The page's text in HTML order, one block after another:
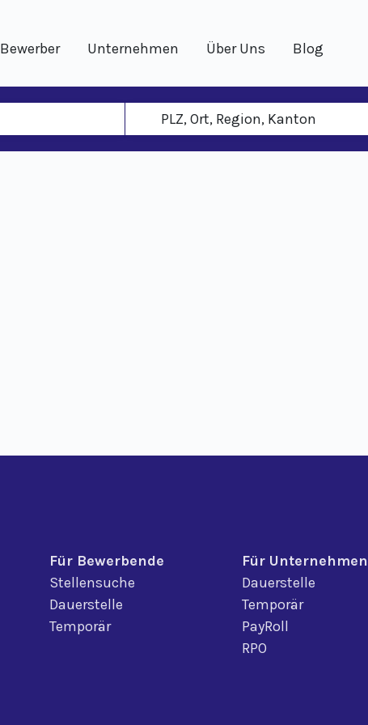
Bewerber Unternehmen Über Uns Blog
Für Bewerbende
Stellensuche
Dauerstelle
Temporär
Für Unternehmen
Dauerstelle
Temporär
PayRoll
RPO